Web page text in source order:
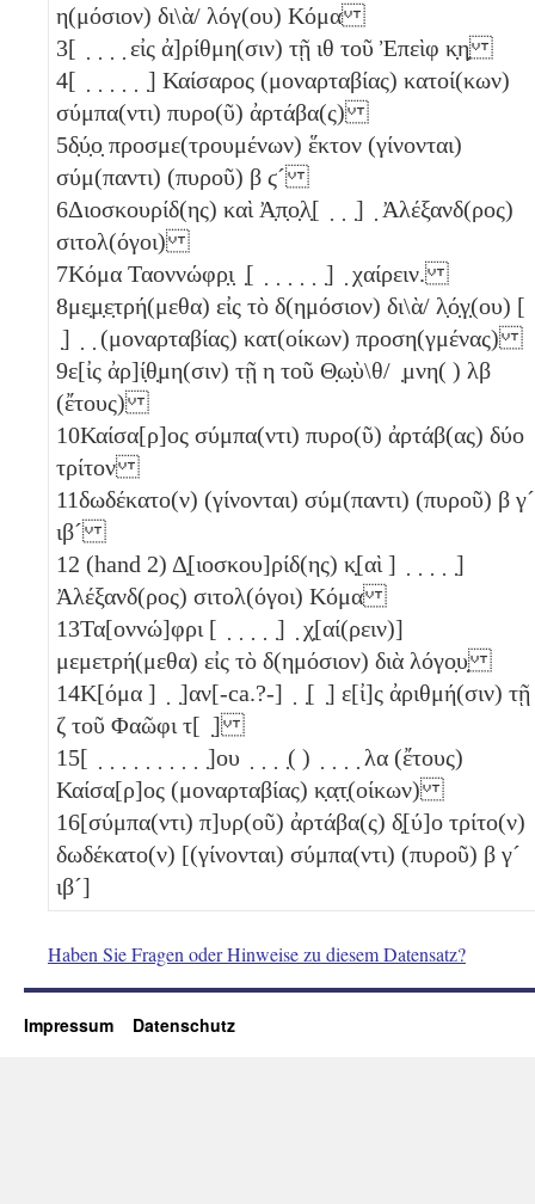
η(μόσιον) δι\ὰ/ λόγ(ου) Κόμα
3[ ̣ ̣ ̣ ̣ εἰς ἀ]ρίθμη(σιν) τῇ ιθ τοῦ Ἐπεὶφ κ̣η̣
4[ ̣ ̣ ̣ ̣ ̣ ̣] Καίσαρος (μοναρταβίας) κατοί(κων)
σύμπα(ντι) πυρο(ῦ) ἀρτάβα(ς)
5δ̣ύ̣ο̣ προσμε(τρουμένων) ἕκτον (γίνονται)
σύμ(παντι) (πυροῦ) β ϛ´
6Διοσκουρίδ(ης) καὶ Ἀ̣π̣ο̣λ̣[ ̣ ̣ ̣] ̣ Ἀλέξανδ(ρος)
σιτολ(όγοι)
7Κόμα Ταοννώφρ̣ι̣ ̣[ ̣ ̣ ̣ ̣ ̣ ̣] ̣ χαίρειν.
8με̣μ̣ε̣τρή(μεθα) εἰς τὸ δ(ημόσιον) δι\ὰ/ λ̣ό̣γ̣(ου) [
̣] ̣ ̣ (μοναρταβίας) κατ(οίκων) προση(γμένας)
9ε[ἰς ἀρ]ί̣θ̣μη(σιν) τῇ η τοῦ Θ̣ω̣ὺ\θ/ ̣μνη( ) λβ
(ἔτους)
10Καίσα[ρ]ος σύμπα(ντι) πυρο(ῦ) ἀρτάβ(ας) δύο
τρίτον
11δωδέκατο(ν) (γίνονται) σύμ(παντι) (πυροῦ) β γ´
ιβ´
12 (hand 2) Δ̣[ιοσκου]ρίδ(ης) κ̣[αὶ ] ̣ ̣ ̣ ̣ ̣]
Ἀλέξανδ(ρος) σιτολ(όγοι) Κόμα
13Τα[οννώ]φρι [ ̣ ̣ ̣ ̣ ̣] ̣ χ̣[αί(ρειν)]
μεμετρή(μεθα) εἰς τὸ δ(ημόσιον) διὰ λόγο̣υ̣
14Κ[όμα ] ̣ ̣]αν[-ca.?-] ̣ ̣[ ̣] ε[ἰ]ς ἀριθμή(σιν) τῇ
ζ τοῦ Φαῶφι τ[ ̣]
15[ ̣ ̣ ̣ ̣ ̣ ̣ ̣ ̣ ̣ ̣]ου ̣ ̣ ̣ ̣( ) ̣ ̣ ̣ ̣ λα (ἔτους)
Καίσα[ρ]ος (μοναρταβίας) κ̣α̣τ̣(οίκων)
16[σύμπα(ντι) π]υρ(οῦ) ἀρτάβα(ς) δ̣[ύ]ο τρίτο(ν)
δωδέκατο(ν) [(γίνονται) σύμπα(ντι) (πυροῦ) β γ´
ιβ´]
Haben Sie Fragen oder Hinweise zu diesem Datensatz?
Impressum Datenschutz